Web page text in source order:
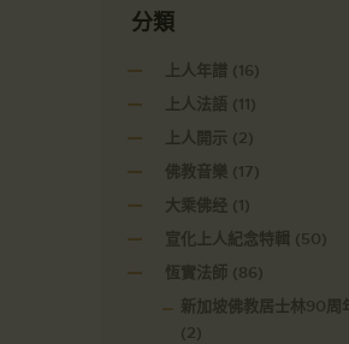
講經說法
關於金岸
宣化上人
文章匯總
教育培德
聯繫我們
登录|LOGIN
分類
上人年譜 (16)
上人法語 (11)
上人開示 (2)
佛教音樂 (17)
大乘佛经 (1)
宣化上人紀念特輯 (50)
恆實法師 (86)
新加坡佛教居士林90周
(2)
https://drba-
org.zoom.us/j/84914586289
👉Meeting ID 会议号：84914586289
🔔提醒:
一、請以【全名+所在地】方式加入會
議。